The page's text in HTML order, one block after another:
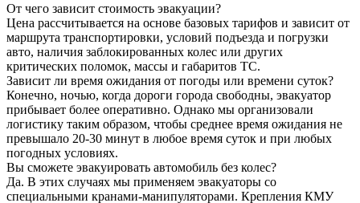
От чего зависит стоимость эвакуации?
Цена рассчитывается на основе базовых тарифов и зависит от
маршрута транспортировки, условий подъезда и погрузки
авто, наличия заблокированных колес или других
критических поломок, массы и габаритов ТС.
Зависит ли время ожидания от погоды или времени суток?
Конечно, ночью, когда дороги города свободны, эвакуатор
прибывает более оперативно. Однако мы организовали
логистику таким образом, чтобы среднее время ожидания не
превышало 20-30 минут в любое время суток и при любых
погодных условиях.
Вы сможете эвакуировать автомобиль без колес?
Да. В этих случаях мы применяем эвакуаторы со
специальными кранами-манипуляторами. Крепления КМУ